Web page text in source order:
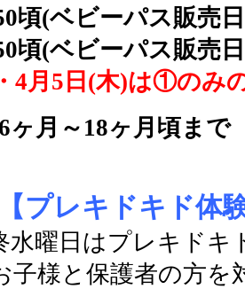
頃(ベビーパス販売
頃(ベビーパス販売
4月5日(木)は①のみ
ヶ月～18ヶ月頃まで
プレキドキド体
水曜日はプレキドキ
子様と保護者の方を